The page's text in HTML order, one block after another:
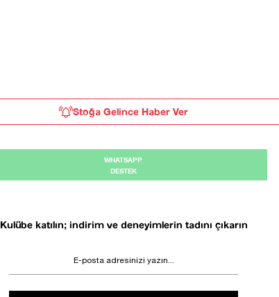
Stoğa Gelince Haber Ver
WHATSAPP
DESTEK
Kulübe katılın; indirim ve deneyimlerin tadını çıkarın